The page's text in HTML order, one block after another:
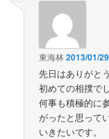
東海林2013/01/
先日はありがと
初めての相撲で
何事も積極的に
がったと思って
いきたいです。